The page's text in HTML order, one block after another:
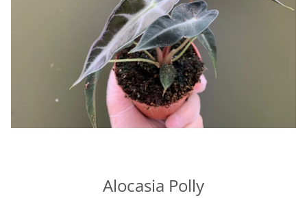
Alocasia Polly